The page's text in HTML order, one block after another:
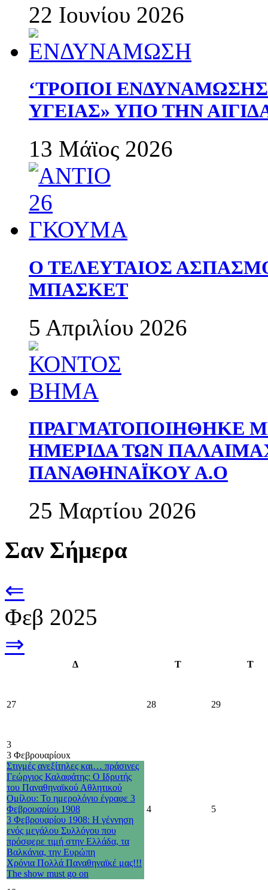
22 Ιουνίου 2026
‘ΤΡΟΠΟΙ
ΥΓΕΙΑΣ» ΥΠΟ ΤΗΝ
13 Μάϊος 2026
Ο ΤΕΛΕΥΤΑΙΟΣ
ΜΠΑΣΚΕΤ
5 Απριλίου 2026
ΠΡΑΓΜΑΤΟΠΟΙΗΘΗΚΕ
ΗΜΕΡΙΔΑ ΤΩΝ
ΠΑΝΑΘΗΝΑΪΚΟΥ Α.Ο
25 Μαρτίου 2026
Σαν Σήμερα
⇐
Φεβ 2025
⇒
Δ Τ Τ
27 28 29
3
3 Φεβρουαρίουx
Στιγμές ανεξίτηλες και… πράσινες
Γεώργιος Καλαφάτης: Ο Ιδρυτής
του Παναθηναϊκού Αθλητικού
Ομίλου: Το ημερολόγιο έγραφε 3
Φεβρουαρίου 1908
3 Φεβρουαρίου 1908: Η γέννηση
ενός μεγάλου Συλλόγου που
πρόσφερε τιμή στην Ελλάδα, τα
Βαλκάνια, την Ευρώπη
Χρόνια Πολλά Παναθηναϊκέ μας!!!
The show must go on
4 5